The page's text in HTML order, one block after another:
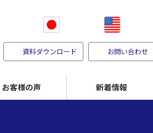
資料ダウンロード お問い合わせ
お客様の声 新着情報